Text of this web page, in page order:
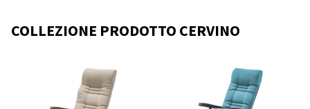
COLLEZIONE PRODOTTO CERVINO